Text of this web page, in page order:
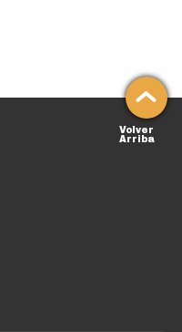
Volver
Arriba